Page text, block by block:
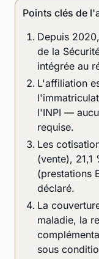
Points clés de
Depuis
de la
intégrée au
L'affiliation
l'INPI —
requise.
Les
(vente), 21,1
(prestations
déclaré.
La
maladie, la
sous